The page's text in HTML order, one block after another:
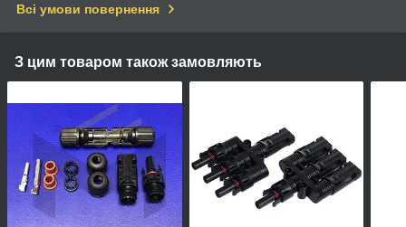
Всі умови повернення
З цим товаром також замовляють